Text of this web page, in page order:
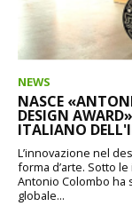
NEWS
NASCE
DESIGN
ITALIANO
L’innovazione nel
forma d’arte. Sotto
Antonio Colombo ha
globale...